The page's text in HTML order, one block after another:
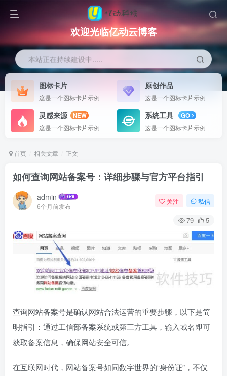
欢迎光临亿动云博客
本站正在持续建设中.....
图标卡片
这是一个图标卡片示例
原创作品
这是一个图标卡片示例
灵感来源
NEW
这是一个图标卡片示例
系统工具
GO
这是一个图标卡片示例
首页 相关文章 正文
如何查询网站备案号：详细步骤与官方平台指引
admin
6个月前发布
关注 私信
79 5
查询网站备案号是确认网站合法运营的重要步骤，以下是简
明指引：通过工信部备案系统或第三方工具，输入域名即可
获取备案信息，确保网站安全可信。
在互联网时代，网站备案号如同数字世界的“身份证”，不仅